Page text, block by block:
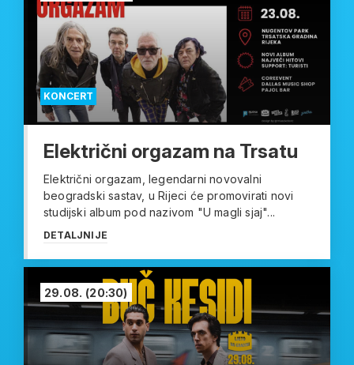
KONCERT
Električni orgazam na Trsatu
Električni orgazam, legendarni novovalni
beogradski sastav, u Rijeci će promovirati novi
studijski album pod nazivom "U magli sjaj"...
DETALJNIJE
29.08. (20:30)